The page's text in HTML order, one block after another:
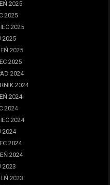
2025
2025
2025
2025
2025
2025
2024
2024
2024
2024
2024
2024
2024
2024
2023
2023